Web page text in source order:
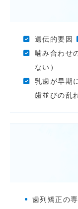
遺伝的要因
噛み合わせ
ない）
乳歯が早期
歯並びの乱
歯列矯正の